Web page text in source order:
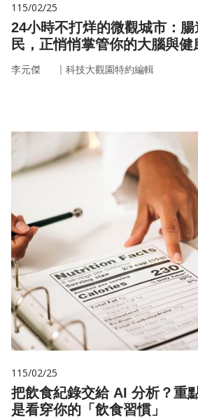
115/02/25
24小時不打烊的微觀城市：
民，正悄悄掌管你的大腦與健
李元傑 ｜ 科技大觀園特約編輯
115/02/25
把飲食紀錄交給 AI 分析？重
是看穿你的「飲食習慣」